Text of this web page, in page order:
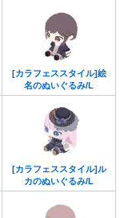
[カラフェススタイル]絵
名のぬいぐるみ/L
[カラフェススタイル]ル
カのぬいぐるみ/L